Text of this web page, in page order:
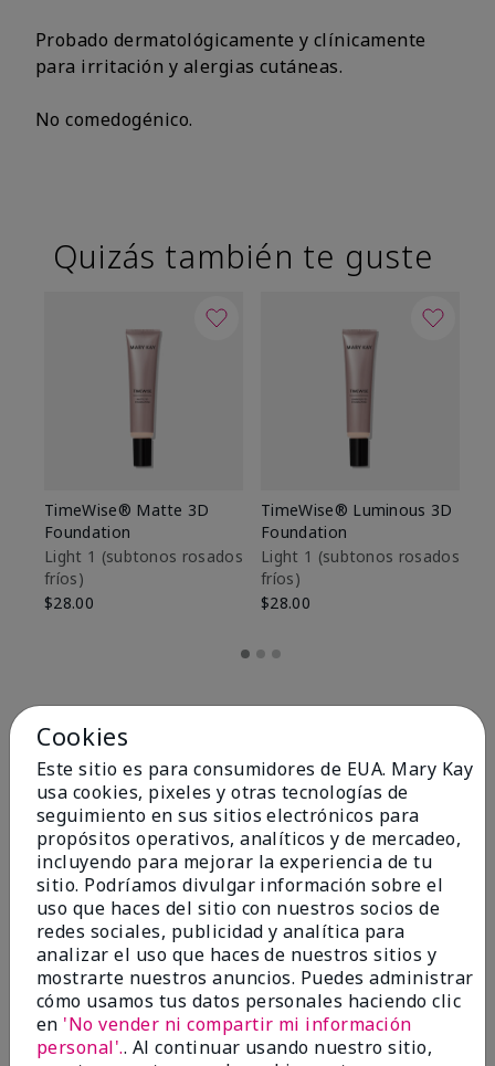
Probado dermatológicamente y clínicamente
para irritación y alergias cutáneas.
No comedogénico.
Quizás también te guste
TimeWise® Matte 3D
Foundation
Light 1​ (subtonos rosados
fríos)
$28.00
TimeWise® Luminous 3D
Foundation
Light 1​ (subtonos rosados
fríos)
$28.00
OPINIONES
4.8
Cookies
Este sitio es para consumidores de EUA. Mary Kay
usa cookies, pixeles y otras tecnologías de
seguimiento en sus sitios electrónicos para
propósitos operativos, analíticos y de mercadeo,
incluyendo para mejorar la experiencia de tu
sitio. Podríamos divulgar información sobre el
uso que haces del sitio con nuestros socios de
redes sociales, publicidad y analítica para
analizar el uso que haces de nuestros sitios y
mostrarte nuestros anuncios. Puedes administrar
cómo usamos tus datos personales haciendo clic
en 'No vender ni compartir mi información
personal'.. Al continuar usando nuestro sitio,